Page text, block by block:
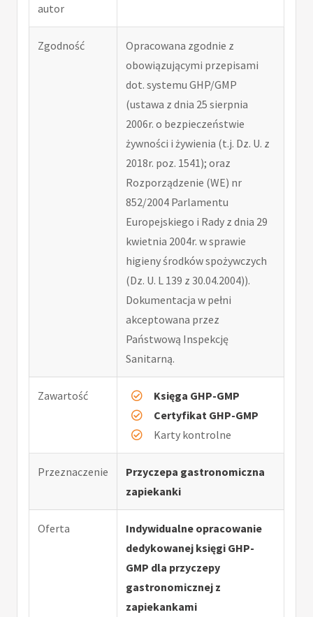
autor
Zgodność
Opracowana zgodnie z
obowiązującymi przepisami
dot. systemu GHP/GMP
(ustawa z dnia 25 sierpnia
2006r. o bezpieczeństwie
żywności i żywienia (t.j. Dz. U. z
2018r. poz. 1541); oraz
Rozporządzenie (WE) nr
852/2004 Parlamentu
Europejskiego i Rady z dnia 29
kwietnia 2004r. w sprawie
higieny środków spożywczych
(Dz. U. L 139 z 30.04.2004)).
Dokumentacja w pełni
akceptowana przez
Państwową Inspekcję
Sanitarną.
Zawartość
Księga GHP-GMP
Certyfikat GHP-GMP
Karty kontrolne
Przeznaczenie
Przyczepa gastronomiczna
zapiekanki
Oferta
Indywidualne opracowanie
dedykowanej księgi GHP-
GMP dla przyczepy
gastronomicznej z
zapiekankami